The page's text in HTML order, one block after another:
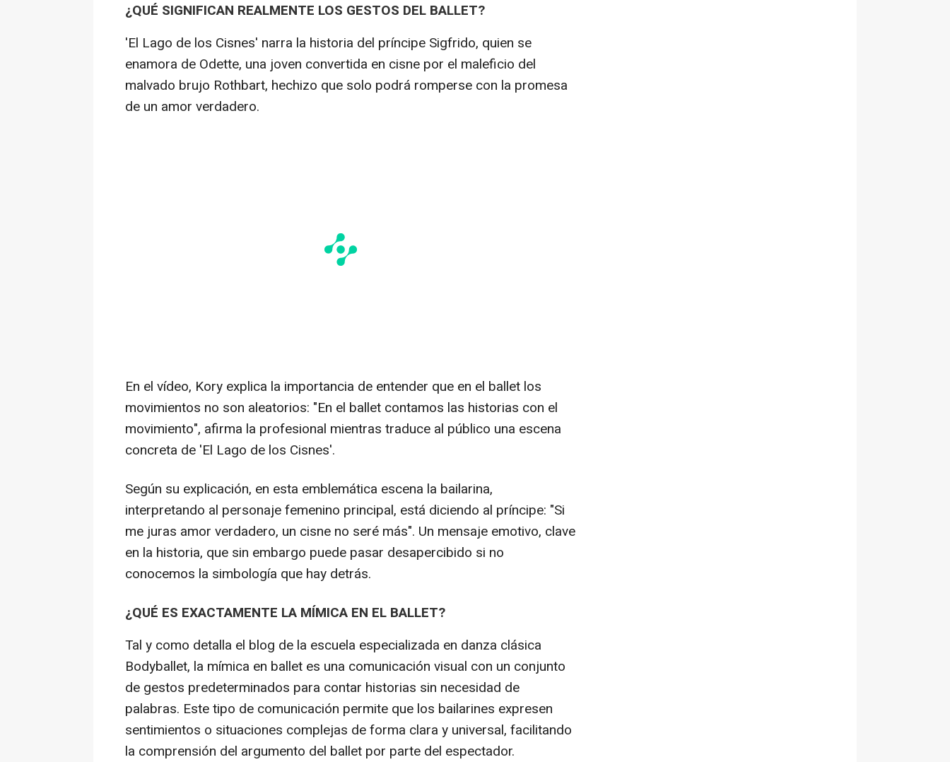
¿QUÉ SIGNIFICAN REALMENTE LOS GESTOS DEL BALLET?
'El Lago de los Cisnes' narra la historia del príncipe Sigfrido, quien se
enamora de Odette, una joven convertida en cisne por el maleficio del
malvado brujo Rothbart, hechizo que solo podrá romperse con la promesa
de un amor verdadero.
En el vídeo, Kory explica la importancia de entender que en el ballet los
movimientos no son aleatorios: "En el ballet contamos las historias con el
movimiento", afirma la profesional mientras traduce al público una escena
concreta de 'El Lago de los Cisnes'.
Según su explicación, en esta emblemática escena la bailarina,
interpretando al personaje femenino principal, está diciendo al príncipe: "Si
me juras amor verdadero, un cisne no seré más". Un mensaje emotivo, clave
en la historia, que sin embargo puede pasar desapercibido si no
conocemos la simbología que hay detrás.
¿QUÉ ES EXACTAMENTE LA MÍMICA EN EL BALLET?
Tal y como detalla el blog de la escuela especializada en danza clásica
Bodyballet, la mímica en ballet es una comunicación visual con un conjunto
de gestos predeterminados para contar historias sin necesidad de
palabras. Este tipo de comunicación permite que los bailarines expresen
sentimientos o situaciones complejas de forma clara y universal, facilitando
la comprensión del argumento del ballet por parte del espectador.